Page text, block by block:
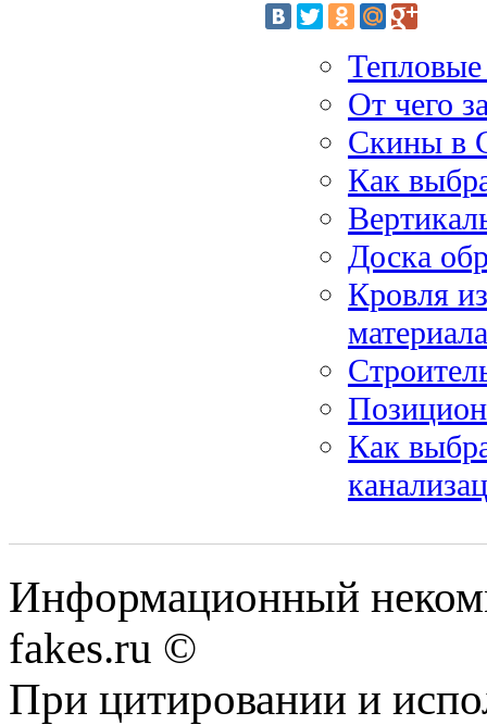
От чего
Скины в
Как
Доска
Кровля
материала
Как
Информационный
fakes.ru ©
При цитировании и